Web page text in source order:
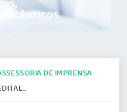
DE IMPRENSA
DE MÉDICOS